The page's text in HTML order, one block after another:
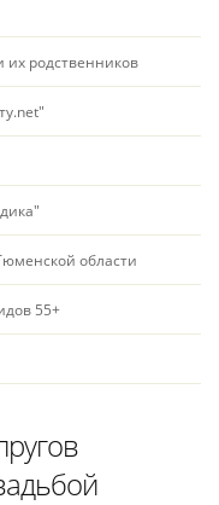
родственников
области
55+